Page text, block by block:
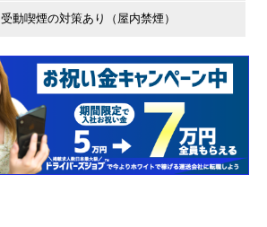
受動喫煙の対策あり（屋内禁煙）